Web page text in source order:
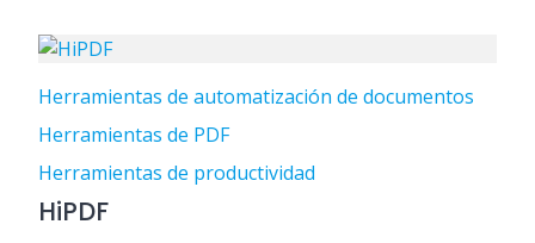
Herramientas de automatización de documentos
Herramientas de PDF
Herramientas de productividad
HiPDF